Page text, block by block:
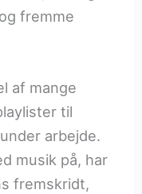
fremme
af mange
til
arbejde.
musik på, har
fremskridt,